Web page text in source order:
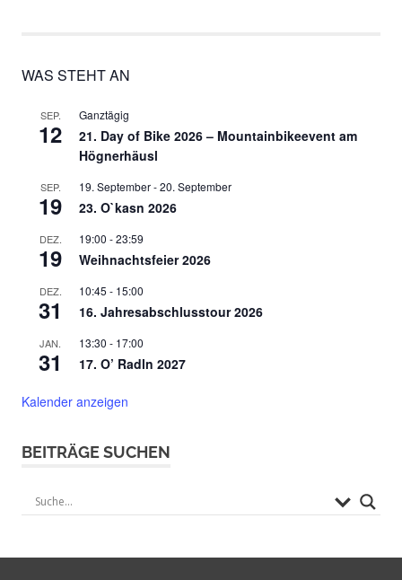
WAS STEHT AN
SEP.
12
Ganztägig
21. Day of Bike 2026 – Mountainbikeevent am
Högnerhäusl
SEP.
19
19. September-20. September
23. O`kasn 2026
DEZ.
19
19:00 -23:59
Weihnachtsfeier 2026
DEZ.
31
10:45 - 15:00
16. Jahresabschlusstour 2026
JAN.
31
13:30 - 17:00
17. O’ Radln 2027
Kalender anzeigen
BEITRÄGE SUCHEN